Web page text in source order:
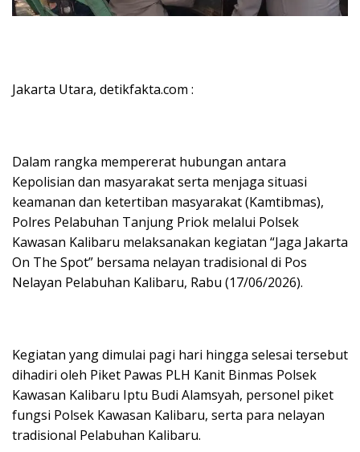
Jakarta Utara, detikfakta.com :
Dalam rangka mempererat hubungan antara
Kepolisian dan masyarakat serta menjaga situasi
keamanan dan ketertiban masyarakat (Kamtibmas),
Polres Pelabuhan Tanjung Priok melalui Polsek
Kawasan Kalibaru melaksanakan kegiatan “Jaga Jakarta
On The Spot” bersama nelayan tradisional di Pos
Nelayan Pelabuhan Kalibaru, Rabu (17/06/2026).
Kegiatan yang dimulai pagi hari hingga selesai tersebut
dihadiri oleh Piket Pawas PLH Kanit Binmas Polsek
Kawasan Kalibaru Iptu Budi Alamsyah, personel piket
fungsi Polsek Kawasan Kalibaru, serta para nelayan
tradisional Pelabuhan Kalibaru.